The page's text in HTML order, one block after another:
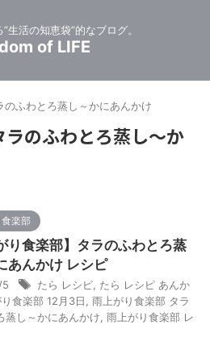
生活の知恵袋”的なブログ。
of LIFE
のふわとろ蒸し～かにあんかけ
のふわとろ蒸し～か
楽部
り食楽部】タラのふわとろ蒸
あんかけ レシピ
5 たら レシピ たら レシピ あんか
食楽部 12月3日
雨上がり食楽部 タラ
蒸し～かにあんかけ 雨上がり食楽部 レ